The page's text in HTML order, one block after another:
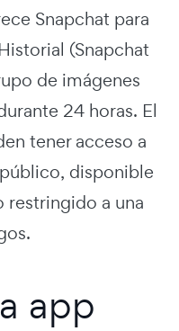
Snapchat para
(Snapchat
de imágenes
24 horas. El
tener acceso a
disponible
restringido a una
app